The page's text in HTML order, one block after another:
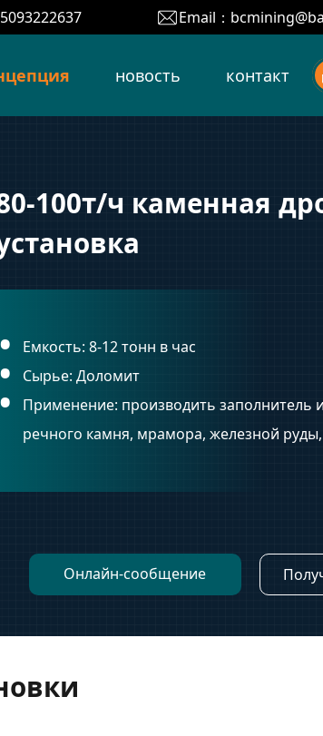
Email：
новость контакт
100т/ч каменная
Емкость: 8-12 тонн в час
Сырье: Доломит
Применение: производить заполнитель
речного камня, мрамора, железной
Онлайн-сообщение